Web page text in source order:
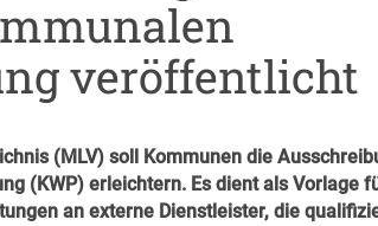
veröffentlicht
(MLV) soll Kommunen die
(KWP) erleichtern. Es dient als Vorlage
an externe Dienstleister, die